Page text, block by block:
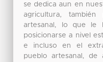
se dedica aun en
agricultura,
artesanal, lo que le
posicionarse a nivel
e incluso en el
pueblo artesanal, de